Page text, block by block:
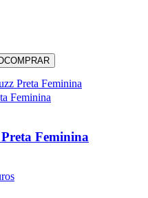
COMPRAR
Feminina